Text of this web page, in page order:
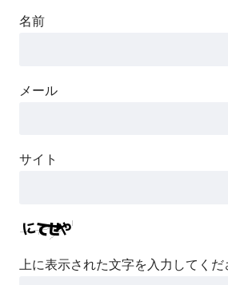
名前
メール
サイト
上に表示された文字を入力してくだ